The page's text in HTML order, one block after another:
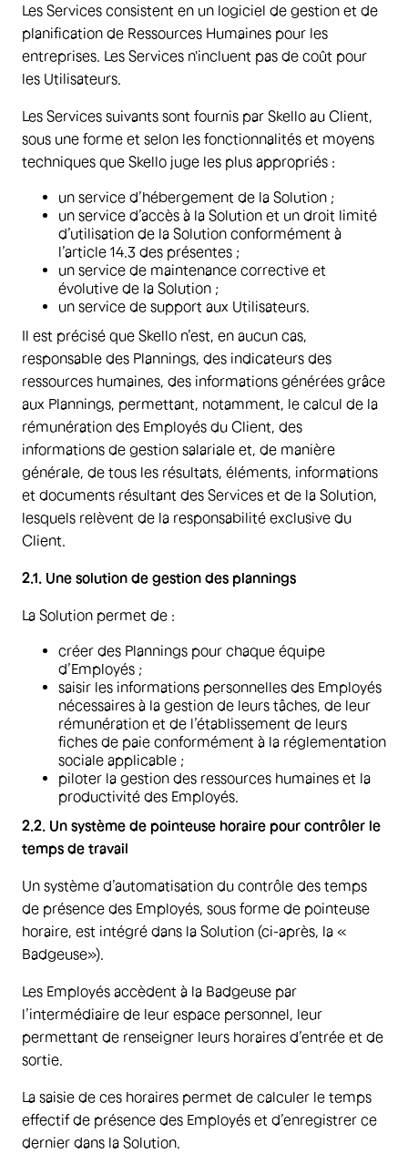
Les Services consistent en un logiciel de gestion et de
planification de Ressources Humaines pour les
entreprises. Les Services n'incluent pas de coût pour
les Utilisateurs.
Les Services suivants sont fournis par Skello au Client,
sous une forme et selon les fonctionnalités et moyens
techniques que Skello juge les plus appropriés :
un service d’hébergement de la Solution ;
un service d’accès à la Solution et un droit limité
d’utilisation de la Solution conformément à
l’article 14.3 des présentes ;
un service de maintenance corrective et
évolutive de la Solution ;
un service de support aux Utilisateurs.
Il est précisé que Skello n’est, en aucun cas,
responsable des Plannings, des indicateurs des
ressources humaines, des informations générées grâce
aux Plannings, permettant, notamment, le calcul de la
rémunération des Employés du Client, des
informations de gestion salariale et, de manière
générale, de tous les résultats, éléments, informations
et documents résultant des Services et de la Solution,
lesquels relèvent de la responsabilité exclusive du
Client.
2.1. Une solution de gestion des plannings
La Solution permet de :
créer des Plannings pour chaque équipe
d’Employés ;
saisir les informations personnelles des Employés
nécessaires à la gestion de leurs tâches, de leur
rémunération et de l’établissement de leurs
fiches de paie conformément à la réglementation
sociale applicable ;
piloter la gestion des ressources humaines et la
productivité des Employés.
2.2. Un système de pointeuse horaire pour contrôler le
temps de travail
Un système d’automatisation du contrôle des temps
de présence des Employés, sous forme de pointeuse
horaire, est intégré dans la Solution (ci-après, la «
Badgeuse»).
Les Employés accèdent à la Badgeuse par
l’intermédiaire de leur espace personnel, leur
permettant de renseigner leurs horaires d’entrée et de
sortie.
La saisie de ces horaires permet de calculer le temps
effectif de présence des Employés et d’enregistrer ce
dernier dans la Solution.